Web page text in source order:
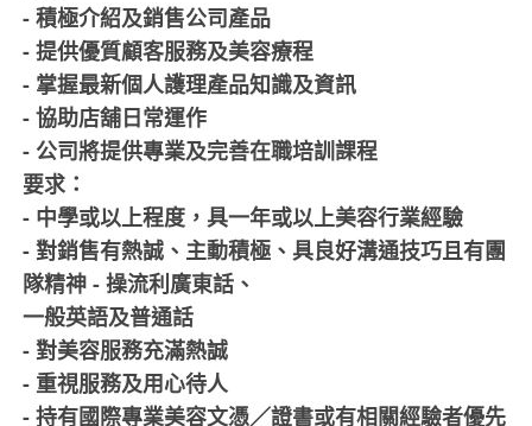
- 積極介紹及銷售公司產品
- 提供優質顧客服務及美容療程
- 掌握最新個人護理產品知識及資訊
- 協助店舖日常運作
- 公司將提供專業及完善在職培訓課程
要求：
- 中學或以上程度，具一年或以上美容行業經驗
- 對銷售有熱誠、主動積極、具良好溝通技巧且有團
隊精神 - 操流利廣東話、
一般英語及普通話
- 對美容服務充滿熱誠
- 重視服務及用心待人
- 持有國際專業美容文憑／證書或有相關經驗者優先